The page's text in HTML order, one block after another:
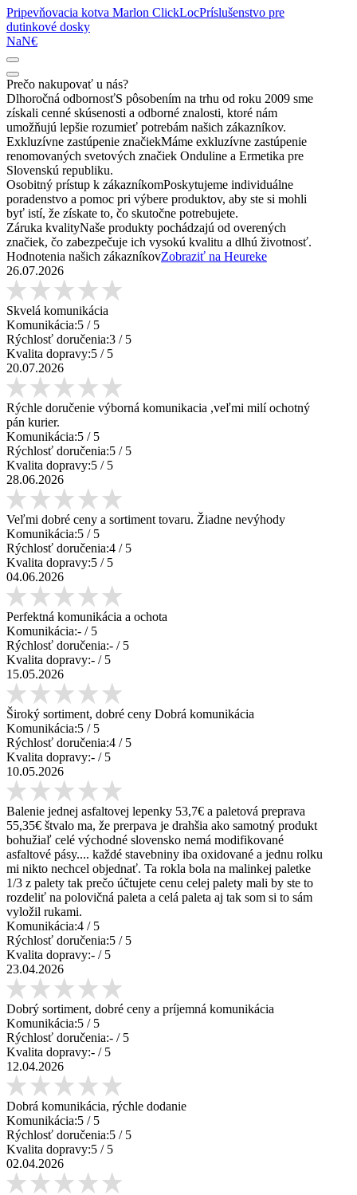
Pripevňovacia kotva Marlon ClickLocPríslušenstvo pre
dutinkové dosky
NaN€
Prečo nakupovať u nás?
Dlhoročná odbornosťS pôsobením na trhu od roku 2009 sme
získali cenné skúsenosti a odborné znalosti, ktoré nám
umožňujú lepšie rozumieť potrebám našich zákazníkov.
Exkluzívne zastúpenie značiekMáme exkluzívne zastúpenie
renomovaných svetových značiek Onduline a Ermetika pre
Slovenskú republiku.
Osobitný prístup k zákazníkomPoskytujeme individuálne
poradenstvo a pomoc pri výbere produktov, aby ste si mohli
byť istí, že získate to, čo skutočne potrebujete.
Záruka kvalityNaše produkty pochádzajú od overených
značiek, čo zabezpečuje ich vysokú kvalitu a dlhú životnosť.
Hodnotenia našich zákazníkovZobraziť na Heureke
26.07.2026
Skvelá komunikácia
Komunikácia:5 / 5
Rýchlosť doručenia:3 / 5
Kvalita dopravy:5 / 5
20.07.2026
Rýchle doručenie výborná komunikacia ,veľmi milí ochotný
pán kurier.
Komunikácia:5 / 5
Rýchlosť doručenia:5 / 5
Kvalita dopravy:5 / 5
28.06.2026
Veľmi dobré ceny a sortiment tovaru. Žiadne nevýhody
Komunikácia:5 / 5
Rýchlosť doručenia:4 / 5
Kvalita dopravy:5 / 5
04.06.2026
Perfektná komunikácia a ochota
Komunikácia:- / 5
Rýchlosť doručenia:- / 5
Kvalita dopravy:- / 5
15.05.2026
Široký sortiment, dobré ceny Dobrá komunikácia
Komunikácia:5 / 5
Rýchlosť doručenia:4 / 5
Kvalita dopravy:- / 5
10.05.2026
Balenie jednej asfaltovej lepenky 53,7€ a paletová preprava
55,35€ štvalo ma, že prerpava je drahšia ako samotný produkt
bohužiaľ celé východné slovensko nemá modifikované
asfaltové pásy.... každé stavebniny iba oxidované a jednu rolku
mi nikto nechcel objednať. Ta rokla bola na malinkej paletke
1/3 z palety tak prečo účtujete cenu celej palety mali by ste to
rozdeliť na polovičná paleta a celá paleta aj tak som si to sám
vyložil rukami.
Komunikácia:4 / 5
Rýchlosť doručenia:5 / 5
Kvalita dopravy:- / 5
23.04.2026
Dobrý sortiment, dobré ceny a príjemná komunikácia
Komunikácia:5 / 5
Rýchlosť doručenia:- / 5
Kvalita dopravy:- / 5
12.04.2026
Dobrá komunikácia, rýchle dodanie
Komunikácia:5 / 5
Rýchlosť doručenia:5 / 5
Kvalita dopravy:5 / 5
02.04.2026